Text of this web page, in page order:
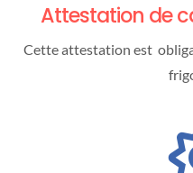
Attestation de
Cette attestation est